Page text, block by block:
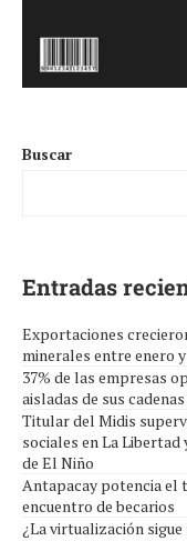
Buscar
Entradas
Exportaciones
minerales entre enero
37% de las empresas
aisladas de sus
Titular del Midis
sociales en La
de El Niño
Antapacay potencia el
encuentro de becarios
¿La virtualización